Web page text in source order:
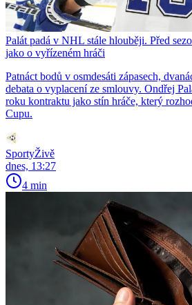
Palát padá v NHL stále hlouběji. Před
jako o vyřízeném hráči
Patnáct bodů v osmdesáti zápasech,
debata o vyplacení ze smlouvy. Ondřej
roku kontraktu jako stín hráče, který
Cupu.
SportyŽivě
dnes, 13:27
4 min